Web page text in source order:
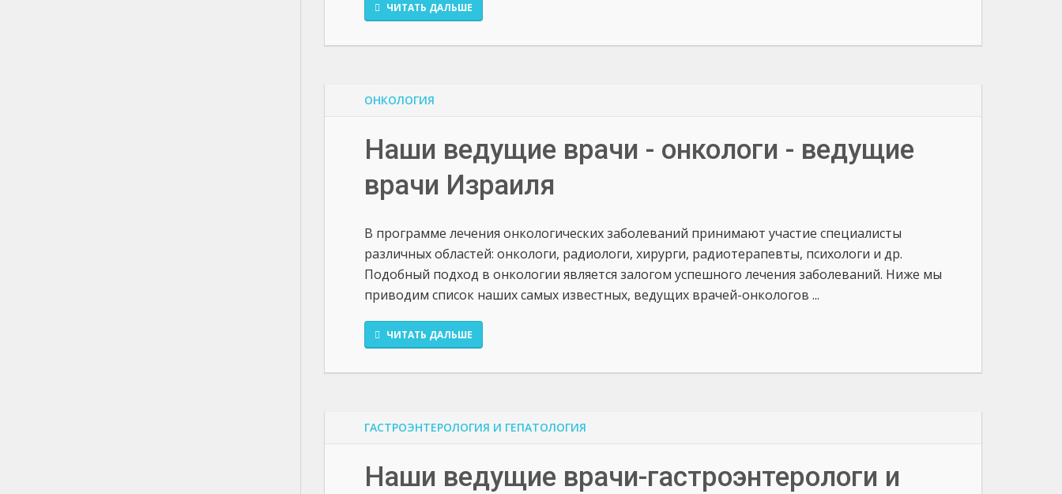
ЧИТАТЬ ДАЛЬШЕ
ОНКОЛОГИЯ
Наши ведущие врачи - онкологи - ведущие
врачи Израиля
В программе лечения онкологических заболеваний принимают участие специалисты
различных областей: онкологи, радиологи, хирурги, радиотерапевты, психологи и др.
Подобный подход в онкологии является залогом успешного лечения заболеваний. Ниже мы
приводим список наших самых известных, ведущих врачей-онкологов ...
ЧИТАТЬ ДАЛЬШЕ
ГАСТРОЭНТЕРОЛОГИЯ И ГЕПАТОЛОГИЯ
Наши ведущие врачи-гастроэнтерологи и